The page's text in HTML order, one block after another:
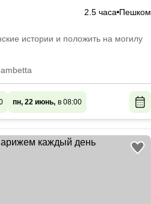
2.5 часа Пешком
истории и положить на могилу
пн, 22 июнь, в 08:00